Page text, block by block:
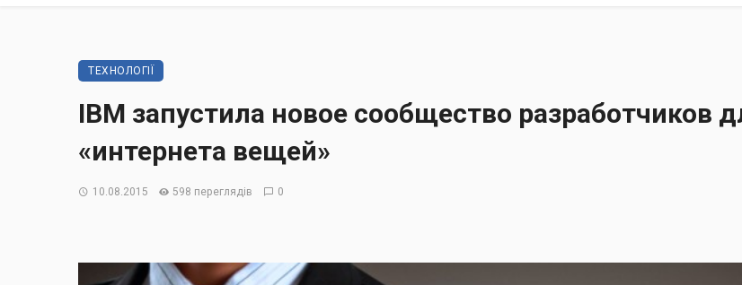
ТЕХНОЛОГІЇ
IBM запустила новое сообщество разработчиков
«интернета вещей»
10.08.2015 598 переглядів 0